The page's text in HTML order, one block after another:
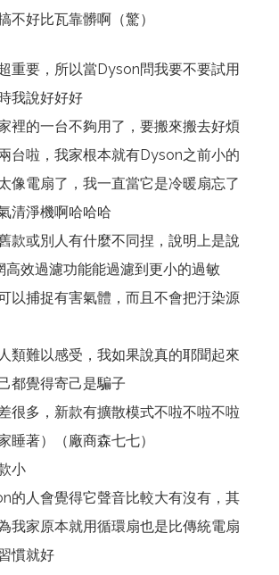
不好比瓦靠髒啊（驚）
重要，所以當Dyson問我要不要試用
我說好好好
裡的一台不夠用了，要搬來搬去好煩
台啦，我家根本就有Dyson之前小的
像電扇了，我一直當它是冷暖扇忘了
清淨機啊哈哈哈
款或別人有什麼不同捏，說明上是說
高效過濾功能能過濾到更小的過敏
以捕捉有害氣體，而且不會把汙染源
類難以感受，我如果說真的耶聞起來
都覺得寄己是騙子
很多，新款有擴散模式不啦不啦不啦
睡著）（廠商森七七）
小
的人會覺得它聲音比較大有沒有，其
我家原本就用循環扇也是比傳統電扇
慣就好